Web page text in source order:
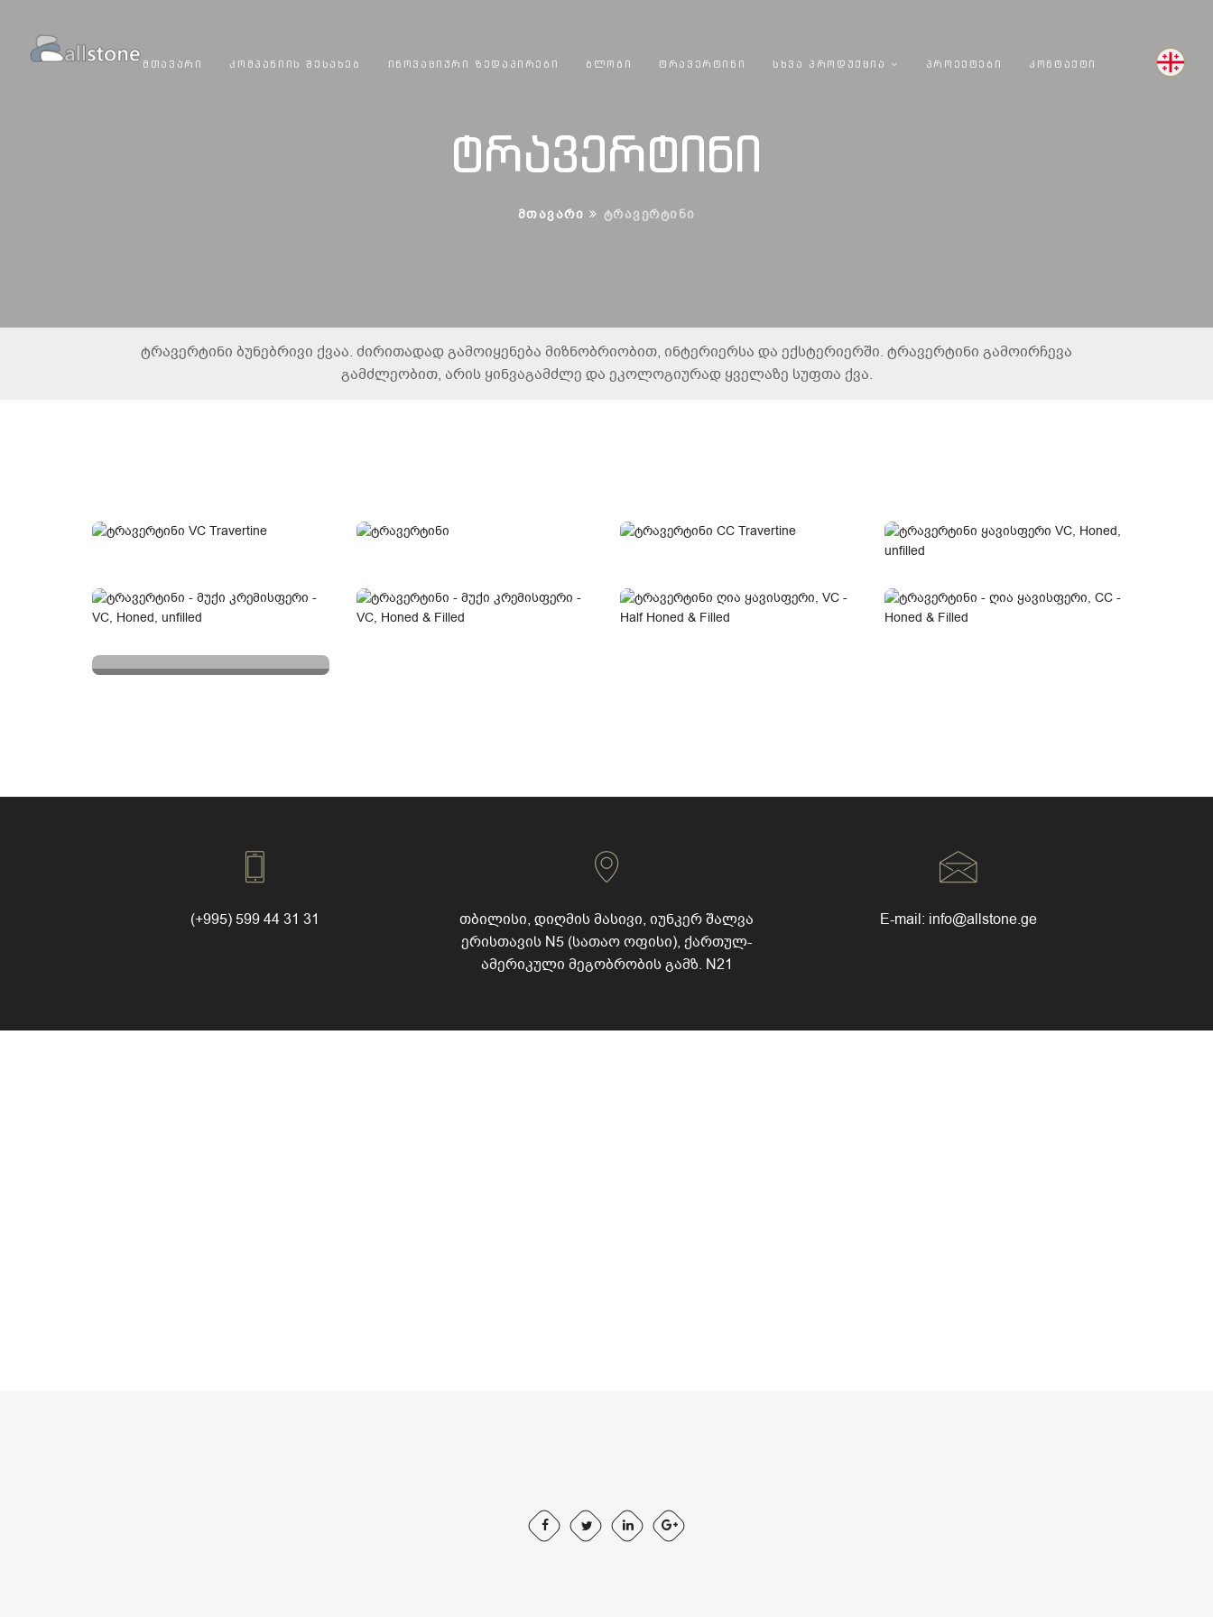
ᲛᲗᲐᲕᲐᲠᲘ ᲙᲝᲛᲞᲐᲜᲘᲘᲡ ᲨᲔᲡᲐᲮᲔᲑ ᲘᲜᲝᲕᲐᲪᲘᲣᲠᲘ ᲖᲔᲓᲐᲞᲘᲠᲔᲑᲘ ᲑᲚᲝᲒᲘ ᲢᲠᲐᲕᲔᲠᲢᲘᲜᲘ ᲡᲮᲕᲐ ᲞᲠᲝᲓᲣᲥᲪᲘᲐ ᲞᲠᲝᲔᲥᲢᲔᲑᲘ ᲙᲝᲜᲢᲐᲥᲢᲘ
ტრავერტინი
ᲛᲗᲐᲕᲐᲠᲘ ᲢᲠᲐᲕᲔᲠᲢᲘᲜᲘ
ტრავერტინი ბუნებრივი ქვაა. ძირითადად გამოიყენება მიზნობრიობით, ინტერიერსა და ექსტერიერში. ტრავერტინი გამოირჩევა
გამძლეობით, არის ყინვაგამძლე და ეკოლოგიურად ყველაზე სუფთა ქვა.
(+995) 599 44 31 31
თბილისი, დიღმის მასივი, იუნკერ შალვა
ერისთავის N5 (სათაო ოფისი), ქართულ-
ამერიკული მეგობრობის გამზ. N21
E-mail: info@allstone.ge